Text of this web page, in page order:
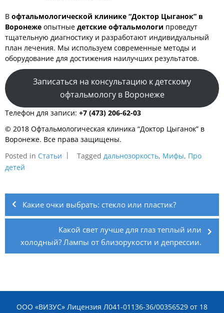
В офтальмологической клинике “Доктор Цыганок” в
Воронеже опытные детские офтальмологи проведут
тщательную диагностику и разработают индивидуальный
план лечения. Мы используем современные методы и
оборудование для достижения наилучших результатов.
Записаться на консультацию к детскому
офтальмологу в Воронеже
Телефон для записи: +7 (473) 206-62-03
© 2018 Офтальмологическая клиника “Доктор Цыганок” в
Воронеже. Все права защищены.
Posted in Статьи Tagged дальнозоркость, Мифы, Про
детей
Навигация
по
записям
Какие очки выбрать: стекло или пластик?
Какой свет лучше для глаз теплый или
холодный? Лампы от близорукости и депрессии.
ООО «ВИЗУС» Лицензия Л041-01136-36/00356529 от 18